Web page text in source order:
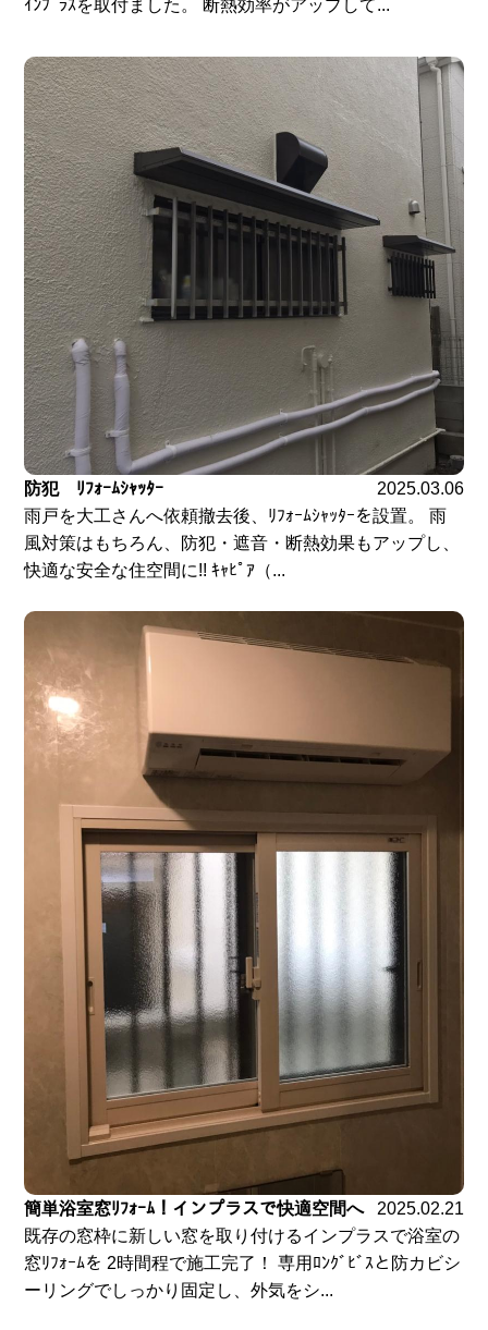
ｲﾝﾌﾟﾗｽを取付ました。 断熱効率がアップして...
防犯 ﾘﾌｫｰﾑｼｬｯﾀｰ
2025.03.06
雨戸を大工さんへ依頼撤去後、ﾘﾌｫｰﾑｼｬｯﾀｰを設置。 雨
風対策はもちろん、防犯・遮音・断熱効果もアップし、
快適な安全な住空間に!! ｷｬﾋﾟｱ（...
簡単浴室窓ﾘﾌｫｰﾑ！インプラスで快適空間へ
2025.02.21
既存の窓枠に新しい窓を取り付けるインプラスで浴室の
窓ﾘﾌｫｰﾑを 2時間程で施工完了！ 専用ﾛﾝｸﾞﾋﾞｽと防カビシ
ーリングでしっかり固定し、外気をシ...